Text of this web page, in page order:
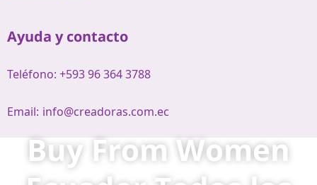
Ayuda y contacto
Teléfono: +593 96 364 3788
Email: info@creadoras.com.ec
Buy From Women